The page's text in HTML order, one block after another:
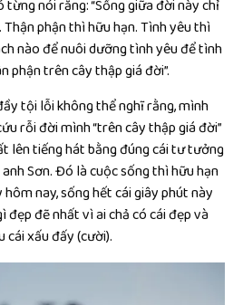
từng nói rằng: “Sống giữa đời này chỉ
phận thì hữu hạn. Tình yêu thì
nào để nuôi dưỡng tình yêu để tình
phận trên cây thập giá đời”.
tội lỗi không thể nghĩ rằng, mình
rỗi đời mình “trên cây thập giá đời”
lên tiếng hát bằng đúng cái tư tưởng
Sơn. Đó là cuộc sống thì hữu hạn
nay, sống hết cái giây phút này
đẹp đẽ nhất vì ai chả có cái đẹp và
cái xấu đấy (cười).